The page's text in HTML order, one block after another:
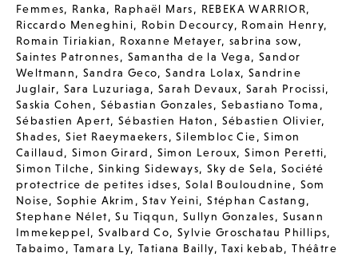
Femmes, Ranka, Raphaël Mars, REBEKA WARRIOR,
Riccardo Meneghini, Robin Decourcy, Romain Henry,
Romain Tiriakian, Roxanne Metayer,sabrina sow,
Saintes Patronnes, Samantha de la Vega,Sandor
Weltmann,Sandra Geco,Sandra Lolax, Sandrine
Juglair, Sara Luzuriaga,Sarah Devaux, Sarah Procissi,
Saskia Cohen , Sébastian Gonzales, Sebastiano Toma ,
Sébastien Apert, Sébastien Haton , Sébastien Olivier,
Shades,Siet Raeymaekers,Silembloc Cie,Simon
Caillaud,Simon Girard , Simon Leroux,Simon Peretti,
Simon Tilche, Sinking Sideways, Sky de Sela,Société
protectrice de petites idses,Solal Bouloudnine, Som
Noise, Sophie Akrim ,Stav Yeini,Stéphan Castang,
Stephane Nélet,Su Tiqqun, Sullyn Gonzales, Susann
Immekeppel, Svalbard Co,Sylvie Groschatau Phillips,
Tabaimo, Tamara Ly,Tatiana Bailly,Taxi kebab,Théâtre